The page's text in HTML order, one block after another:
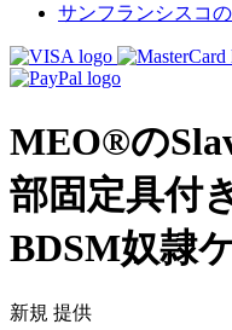
サンフランシスコ
MEO®の
部固定具付
BDSM奴隷
新規 提供